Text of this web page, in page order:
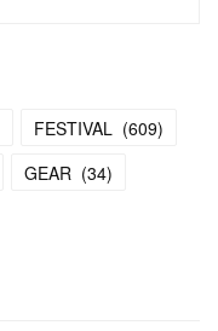
FESTIVAL (609)
GEAR (34)